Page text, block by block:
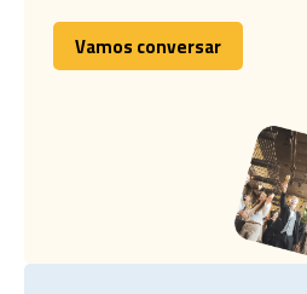
Vamos conversar
Vamos conversar